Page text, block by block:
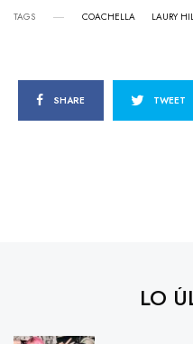
TAGS COACHELLA LAURY
SHARE TWEET
LO